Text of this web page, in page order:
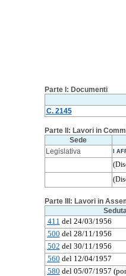
Parte I: Documenti
C. 2145
Parte II: Lavori in
Sede
Legislativa
I
Parte III: Lavori in
411 del 24/03/1956
500 del 28/11/1956
502 del 30/11/1956
560 del 12/04/1957
580 del 05/07/1957